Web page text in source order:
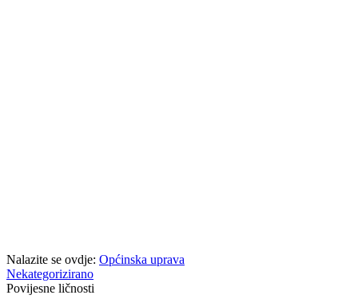
Nalazite se ovdje: Općinska uprava
Nekategorizirano
Povijesne ličnosti